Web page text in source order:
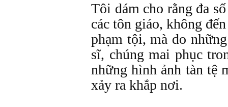
Tôi dám cho rằng đa
các tôn giáo, không
phạm tội, mà do
sĩ, chúng mai phục
những hình ảnh tàn tệ
xảy ra khắp nơi.